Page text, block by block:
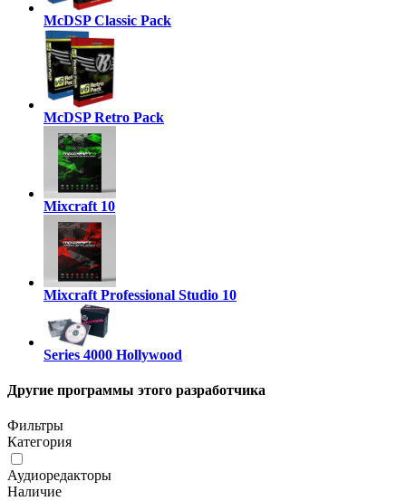
McDSP Classic Pack
McDSP Retro Pack
Mixcraft 10
Mixcraft Professional Studio 10
Series 4000 Hollywood
Другие программы этого разработчика
Фильтры
Категория
Аудиоредакторы
Наличие